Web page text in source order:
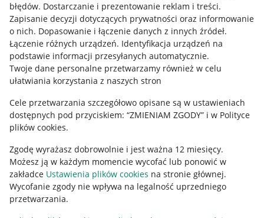
błędów. Dostarczanie i prezentowanie reklam i treści.
Zapisanie decyzji dotyczących prywatności oraz informowanie
o nich. Dopasowanie i łączenie danych z innych źródeł.
Łączenie różnych urządzeń. Identyfikacja urządzeń na
podstawie informacji przesyłanych automatycznie.
Twoje dane personalne przetwarzamy również w celu
ułatwiania korzystania z naszych stron
Cele przetwarzania szczegółowo opisane są w ustawieniach
dostępnych pod przyciskiem: “ZMIENIAM ZGODY” i w Polityce
plików cookies.
Zgodę wyrażasz dobrowolnie i jest ważna 12 miesięcy.
Możesz ją w każdym momencie wycofać lub ponowić w
zakładce Ustawienia plików cookies na stronie głównej.
Wycofanie zgody nie wpływa na legalność uprzedniego
przetwarzania.
Informacje prawne
Regulamin
Polityka plików "cookies"
Ustawienia plików "cookies"
Udostępnianie lokalizacji
Informacje dla Aktu o Usługach Cyfrowych
Pobierz aplikację